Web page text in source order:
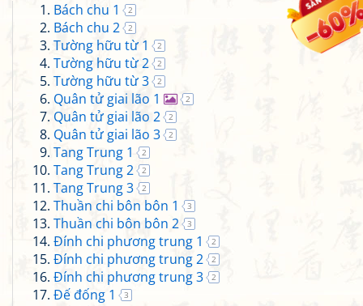
Bách chu 1 2
Bách chu 2 2
Tường hữu từ 1 2
Tường hữu từ 2 2
Tường hữu từ 3 2
Quân tử giai lão 1 2
Quân tử giai lão 2 2
Quân tử giai lão 3 2
Tang Trung 1 2
Tang Trung 2 2
Tang Trung 3 2
Thuần chi bôn bôn 1 3
Thuần chi bôn bôn 2 3
Đính chi phương trung 1 2
Đính chi phương trung 2 2
Đính chi phương trung 3 2
Đế đống 1 3